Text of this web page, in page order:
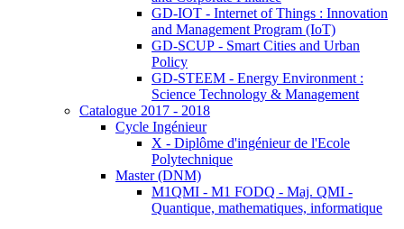
GD-IOT - Internet of Things : Innovation
and Management Program (IoT)
GD-SCUP - Smart Cities and Urban
Policy
GD-STEEM - Energy Environment :
Science Technology & Management
Catalogue 2017 - 2018
Cycle Ingénieur
X - Diplôme d'ingénieur de l'Ecole
Polytechnique
Master (DNM)
M1QMI - M1 FODQ - Maj. QMI -
Quantique, mathematiques, informatique